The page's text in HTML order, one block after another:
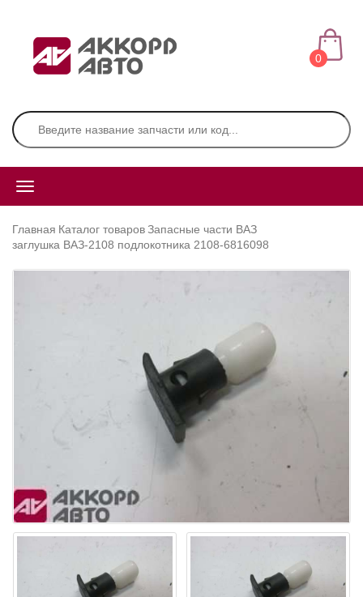
0
Главная Каталог товаровЗапасные части ВАЗ
заглушка ВАЗ-2108 подлокотника 2108-6816098